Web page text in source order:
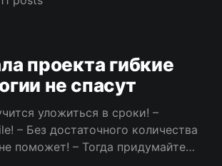
проекта гибкие
не спасут
уложиться в сроки! –
– Без достаточного количества
поможет! – Тогда придумайте